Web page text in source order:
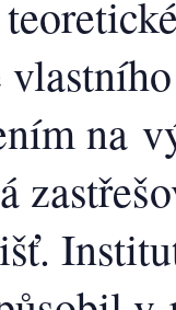
na